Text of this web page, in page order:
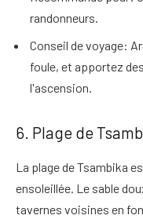
randonneurs.
Conseil de voyage:
foule, et apportez
l'ascension.
6. Plage de
La plage de Tsambika
ensoleillée. Le sable
tavernes voisines en